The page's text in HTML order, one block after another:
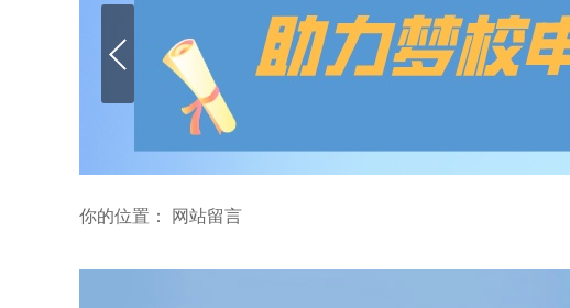
你的位置： 网站留言